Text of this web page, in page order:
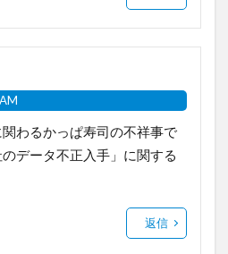
わるかっぱ寿司の不祥事で
データ不正入手」に関する
返信